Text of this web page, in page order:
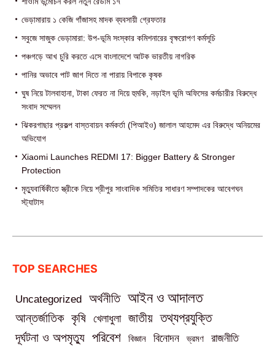
ভেড়ামারায় ১ কেজি গাঁজাসহ মাদক ব্যবসায়ী গ্রেফতার
সবুজে সাজুক ভেড়ামারা: উপ-ভূমি সংস্কার কমিশনারের বৃক্ষরোপণ কর্মসূচি
পঞ্চগড়ে আখ চুরি করতে এসে বাংলাদেশে আটক ভারতীয় নাগরিক
পা‌নির অভাবে পাট জাগ দিতে না পারায় বিপাকে কৃষক
ঘুষ নিয়ে টালবাহানা, টাকা ফেরত না দিয়ে হুমকি, নড়াইল ভূমি অফিসের কর্মচারীর বিরুদ্ধে
সংবাদ সম্মেলন
ঝিকরগাছার প্রকল্প বাস্তবায়ন কর্মকর্তা (পিআইও) জালাল আহমেদ এর বিরুদ্ধে অনিয়মের
অভিযোগ
Xiaomi Launches REDMI 17: Bigger Battery & Stronger
Protection
মৃত্যুবার্ষিকীতে স্ত্রীকে নিয়ে শ্রীপুর সাংবাদিক সমিতির সাধারণ সম্পাদকের আবেগঘন
স্ট্যাটাস
TOP SEARCHES
Uncategorized অর্থনীতি আইন ও আদালত
আন্তর্জাতিক কৃষি খেলাধুলা জাতীয় তথ্যপ্রযুক্তি
দূর্ঘটনা ও অপমৃত্যু পরিবেশ বিজ্ঞান বিনোদন ভ্রমণ রাজনীতি